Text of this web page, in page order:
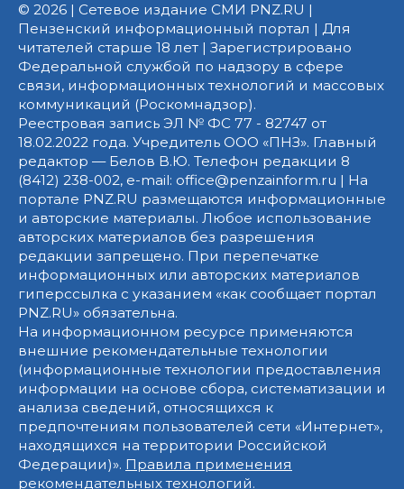
© 2026 | Сетевое издание СМИ PNZ.RU |
Пензенский информационный портал | Для
читателей старше 18 лет | Зарегистрировано
Федеральной службой по надзору в сфере
связи, информационных технологий и массовых
коммуникаций (Роскомнадзор).
Реестровая запись ЭЛ № ФС 77 - 82747 от
18.02.2022 года. Учредитель ООО «ПНЗ». Главный
редактор — Белов В.Ю. Телефон редакции 8
(8412) 238-002, e-mail: office@penzainform.ru | На
портале PNZ.RU размещаются информационные
и авторские материалы. Любое использование
авторских материалов без разрешения
редакции запрещено. При перепечатке
информационных или авторских материалов
гиперссылка с указанием «как сообщает портал
PNZ.RU» обязательна.
На информационном ресурсе применяются
внешние рекомендательные технологии
(информационные технологии предоставления
информации на основе сбора, систематизации и
анализа сведений, относящихся к
предпочтениям пользователей сети «Интернет»,
находящихся на территории Российской
Федерации)». Правила применения
рекомендательных технологий.